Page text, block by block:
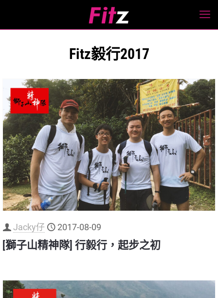
Fitz毅行2017
Jacky仔 2017-08-09
[獅子山精神隊] 行毅行，起步之初